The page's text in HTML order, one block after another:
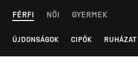
FÉRFI NŐI GYERMEK
ÚJDONSÁGOK CIPŐK RUHÁZAT